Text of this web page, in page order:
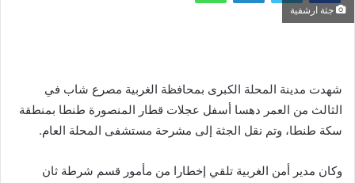
جثة ارشفية
شهدت مدينة المحلة الكبرى بمحافظة الغربية مصرع شاب في
الثالث من العمر دهسا أسفل عجلات قطار المنصورة طنطا بمنطقة
سكة طنطا، وتم نقل الجثة إلى مشرحة مستشفى المحلة العام.
وكان مدير أمن الغربية تلقي إخطارا من مأمور قسم شرطة ثان